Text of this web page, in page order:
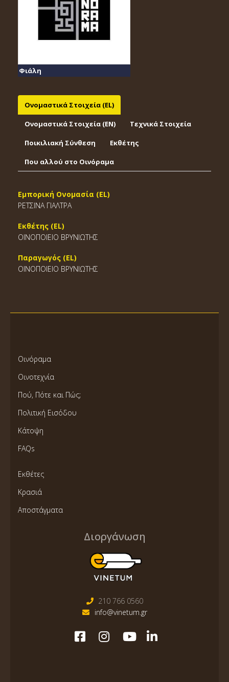
Φιάλη
Ονομαστικά Στοιχεία (EL)
Ονομαστικά Στοιχεία (EΝ) Τεχνικά Στοιχεία
Ποικιλιακή Σύνθεση Εκθέτης
Που αλλού στο Οινόραμα
Εμπορική Ονομασία (EL)
ΡΕΤΣΙΝΑ ΓΙΑΛΤΡΑ
Εκθέτης (EL)
ΟΙΝΟΠΟΙΕΙΟ ΒΡΥΝΙΩΤΗΣ
Παραγωγός (EL)
ΟΙΝΟΠΟΙΕΙΟ ΒΡΥΝΙΩΤΗΣ
Οινόραμα
Οινοτεχνία
Πού, Πότε και Πώς;
Πολιτική Εισόδου
Κάτοψη
FAQs
Εκθέτες
Κρασιά
Αποστάγματα
Διοργάνωση
210 766 0560
info@vinetum.gr